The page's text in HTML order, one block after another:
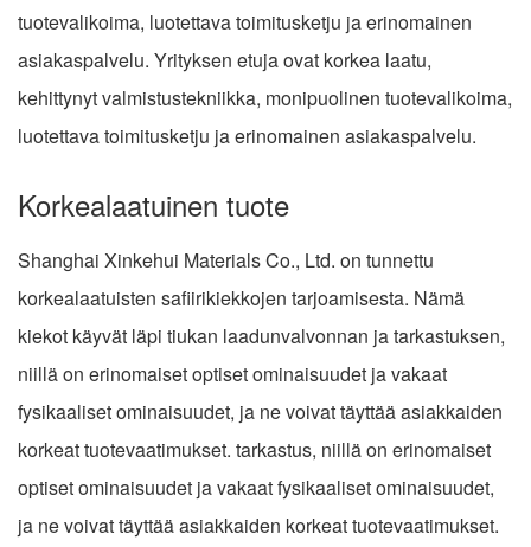
tuotevalikoima, luotettava toimitusketju ja erinomainen
asiakaspalvelu. Yrityksen etuja ovat korkea laatu,
kehittynyt valmistustekniikka, monipuolinen tuotevalikoima,
luotettava toimitusketju ja erinomainen asiakaspalvelu.
Korkealaatuinen tuote
Shanghai Xinkehui Materials Co., Ltd. on tunnettu
korkealaatuisten safiirikiekkojen tarjoamisesta. Nämä
kiekot käyvät läpi tiukan laadunvalvonnan ja tarkastuksen,
niillä on erinomaiset optiset ominaisuudet ja vakaat
fysikaaliset ominaisuudet, ja ne voivat täyttää asiakkaiden
korkeat tuotevaatimukset. tarkastus, niillä on erinomaiset
optiset ominaisuudet ja vakaat fysikaaliset ominaisuudet,
ja ne voivat täyttää asiakkaiden korkeat tuotevaatimukset.